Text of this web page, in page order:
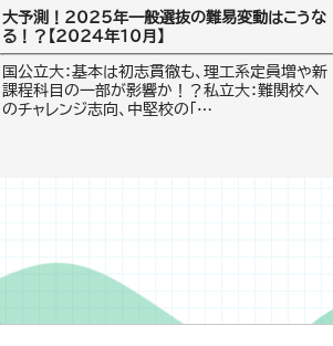
大予測！2025年一般選抜の難易変動はこうな
る！？【2024年10月】
国公立大：基本は初志貫徹も、理工系定員増や新
課程科目の一部が影響か！？私立大：難関校へ
のチャレンジ志向、中堅校の「…